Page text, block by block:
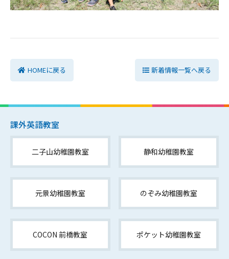
HOMEに戻る 新着情報一覧へ戻る
課外英語教室
二子山幼稚園教室 静和幼稚園教室
元景幼稚園教室 のぞみ幼稚園教室
COCON 前橋教室 ポケット幼稚園教室